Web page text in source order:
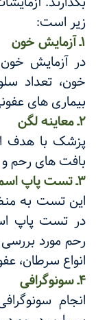
زیر است:
1ـ آزمایش خون
در آزمایش
خون، تعداد
بیماری های
2ـ معاینه لگن
پزشک با هدف
بافت های رحم و
3ـ تست پاپ اسمیر
این تست به
در تست پاپ
رحم مورد بررسی
انواع سرطان،
4ـ سونوگرافی
انجام